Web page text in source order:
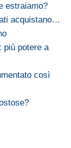
estraiamo?
acquistano…
più potere a
così